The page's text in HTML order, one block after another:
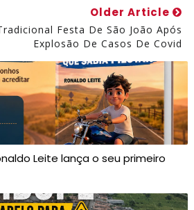
Older Article
Festa De São João Após
Explosão De Casos De Covid
Leite lança o seu primeiro